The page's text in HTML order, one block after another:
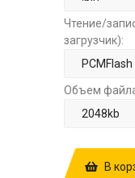
Чтение/
загрузчик):
Объем
В